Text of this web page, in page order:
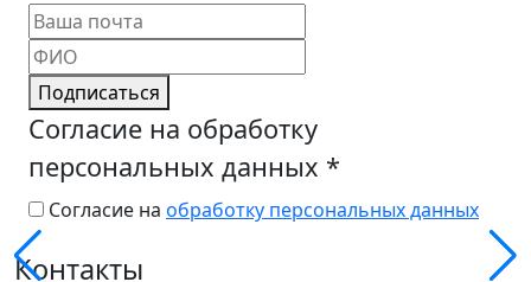
Подписаться
Согласие на обработку
персональных данных *
Согласие на обработку персональных данных
Контакты